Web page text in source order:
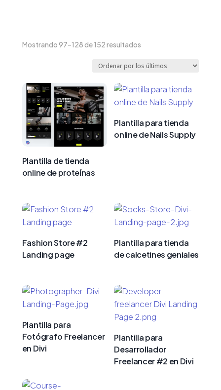
Mostrando 97–128 de 152 resultadosOrdenado
últimos
Plantilla de tienda
online de proteínas
Plantilla para tienda
online de Nails Supply
Fashion Store #2
Landing page
Plantilla para tienda
de calcetines geniales
Plantilla para
Fotógrafo Freelancer
en Divi
Plantilla para
Desarrollador
Freelancer #2 en Divi